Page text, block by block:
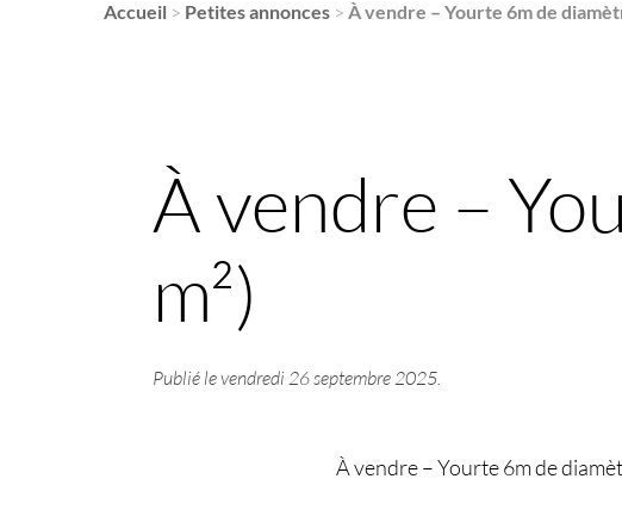
Accueil > Petites annonces >À vendre – Yourte 6m de
À vendre –
m²)
Publié levendredi 26 septembre 2025.
À vendre – Yourte 6m de